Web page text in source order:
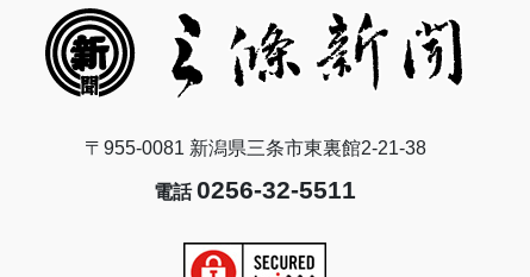
〒955-0081 新潟県三条市東裏館2-21-38
電話0256-32-5511